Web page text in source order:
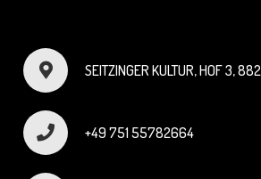
SEITZINGER KULTUR, HOF 3,
+49 751 55782664